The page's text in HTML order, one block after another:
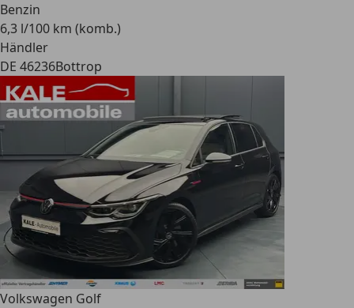
Benzin
6,3 l/100 km (komb.)
Händler
DE 46236Bottrop
Volkswagen Golf